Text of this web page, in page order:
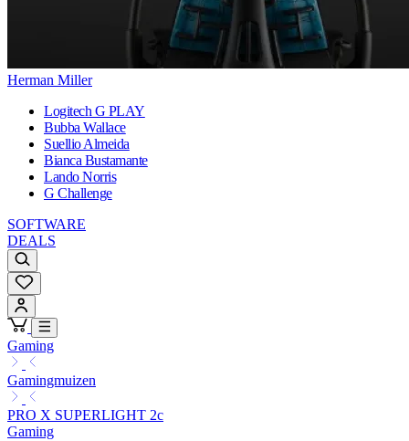
Herman Miller
Logitech G PLAY
Bubba Wallace
Suellio Almeida
Bianca Bustamante
Lando Norris
G Challenge
SOFTWARE
DEALS
Gaming
Gamingmuizen
PRO X SUPERLIGHT 2c
Gaming